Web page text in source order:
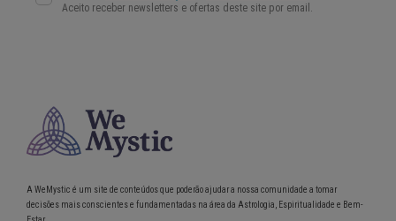
A WeMystic é um site de conteúdos que poderão ajudar a nossa comunidade a tomar
decisões mais conscientes e fundamentadas na área da Astrologia, Espiritualidade e Bem-